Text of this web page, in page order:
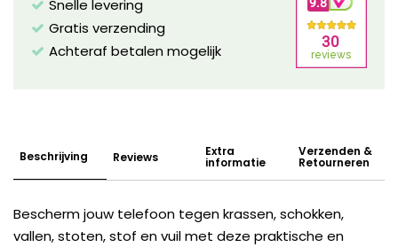
Snelle levering
Gratis verzending
Achteraf betalen mogelijk
Beschrijving Reviews Extra
informatie
Verzenden &
Retourneren
Bescherm jouw telefoon tegen krassen, schokken,
vallen, stoten, stof en vuil met deze praktische en